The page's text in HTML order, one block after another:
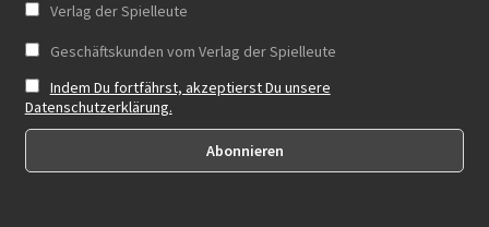
Verlag der Spielleute
Geschäftskunden vom Verlag der Spielleute
Indem Du fortfährst, akzeptierst Du unsere
Datenschutzerklärung.